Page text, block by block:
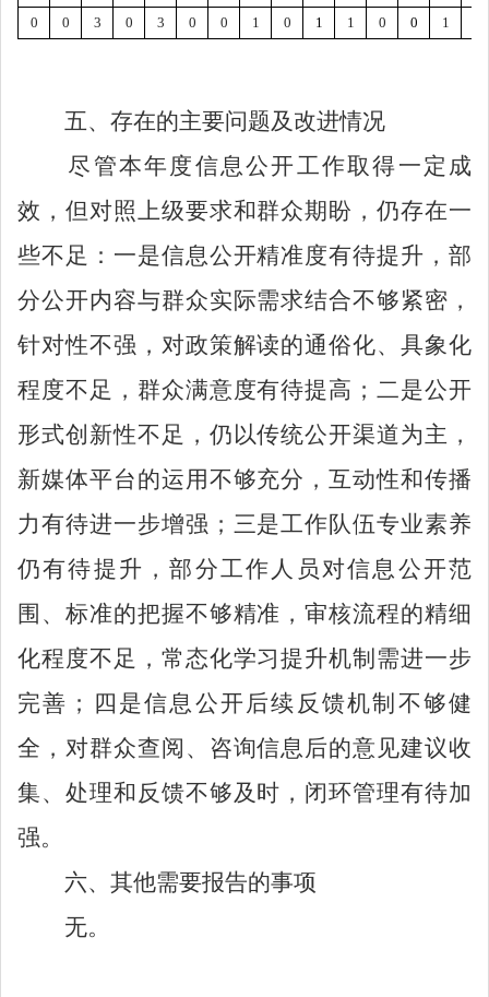
0 0 3 0 3 0 0 1 0 1 1 0 0 1
五、存在的主要问题及改进情况
尽管本年度信息公开工作取得一定成
效，但对照上级要求和群众期盼，仍存在一
些不足：一是信息公开精准度有待提升，部
分公开内容与群众实际需求结合不够紧密，
针对性不强，对政策解读的通俗化、具象化
程度不足，群众满意度有待提高；二是公开
形式创新性不足，仍以传统公开渠道为主，
新媒体平台的运用不够充分，互动性和传播
力有待进一步增强；三是工作队伍专业素养
仍有待提升 ，部分工作人员对信息公开范
围、标准的把握不够精准，审核流程的精细
化程度不足，常态化学习提升机制需进一步
完善；四是信息公开后续反馈机制不够健
全，对群众查阅、咨询信息后的意见建议收
集、处理和反馈不够及时，闭环管理有待加
强。
六、其他需要报告的事项
无。